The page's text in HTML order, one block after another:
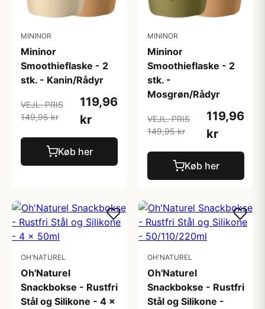
MININOR
Mininor
Smoothieflaske - 2
stk. - Kanin/Rådyr
VEJL. PRIS
149,95 kr
119,96
kr
Køb her
MININOR
Mininor
Smoothieflaske - 2
stk. -
Mosgrøn/Rådyr
VEJL. PRIS
149,95 kr
119,96
kr
Køb her
OH'NATUREL
Oh'Naturel
Snackbokse - Rustfri
Stål og Silikone - 4 x
OH'NATUREL
Oh'Naturel
Snackbokse - Rustfri
Stål og Silikone -